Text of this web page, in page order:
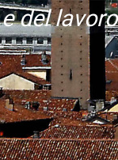
del lavoro